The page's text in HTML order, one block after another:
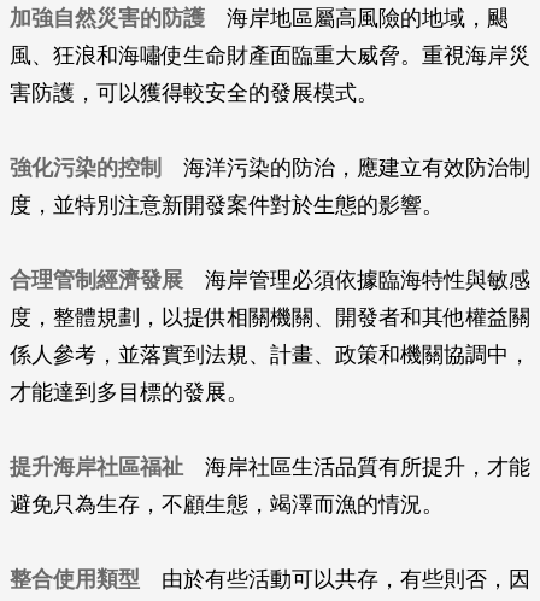
加強自然災害的防護 海岸地區屬高風險的地域，颶
風、狂浪和海嘯使生命財產面臨重大威脅。重視海岸災
害防護，可以獲得較安全的發展模式。
強化污染的控制
海洋污染的防治，應建立有效防治制
度，並特別注意新開發案件對於生態的影響。
合理管制經濟發展 海岸管理必須依據臨海特性與敏感
度，整體規劃，以提供相關機關、開發者和其他權益關
係人參考，並落實到法規、計畫、政策和機關協調中，
才能達到多目標的發展。
提升海岸社區福祉 海岸社區生活品質有所提升，才能
避免只為生存，不顧生態，竭澤而漁的情況。
整合使用類型 由於有些活動可以共存，有些則否，因